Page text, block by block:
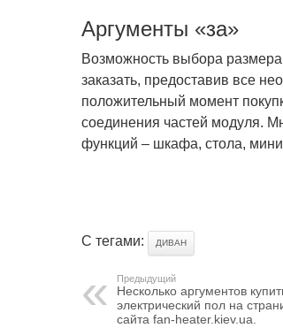
Аргументы «за»
Возможность выбора
заказать, предоставив все
положительный момент
соединения частей модуля.
функций – шкафа, стола,
С тегами: ДИВАН
Предыдущий
Несколько аргументов
электрический пол на
сайта fan-heater.kiev.ua.